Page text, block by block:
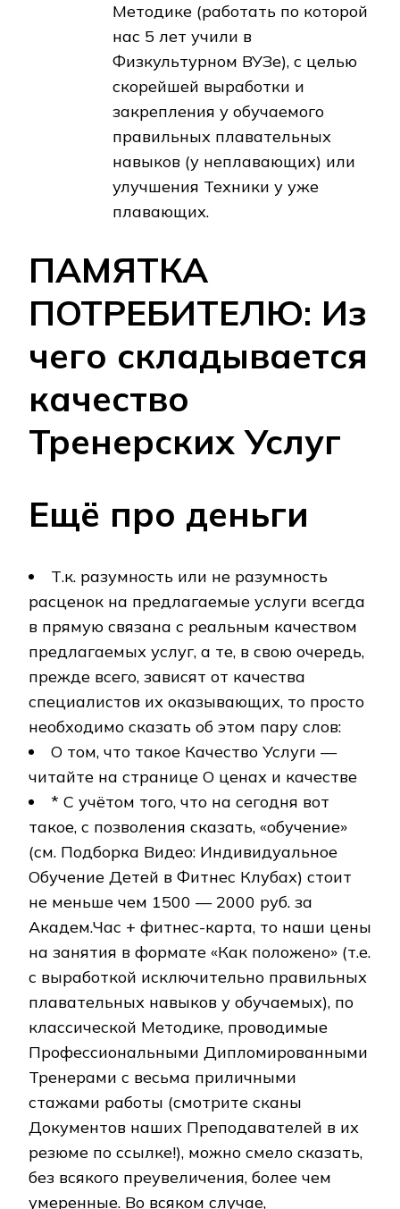
Методике (работать по которой
нас 5 лет учили в
Физкультурном ВУЗе), с целью
скорейшей выработки и
закрепления у обучаемого
правильных плавательных
навыков (у неплавающих) или
улучшения Техники у уже
плавающих.
ПАМЯТКА
ПОТРЕБИТЕЛЮ: Из
чего складывается
качество
Тренерских Услуг
Ещё про деньги
Т.к. разумность или не разумность
расценок на предлагаемые услуги всегда
в прямую связана с реальным качеством
предлагаемых услуг, а те, в свою очередь,
прежде всего, зависят от качества
специалистов их оказывающих, то просто
необходимо сказать об этом пару слов:
О том, что такое Качество Услуги —
читайте на странице О ценах и качестве
* С учётом того, что на сегодня вот
такое, с позволения сказать, «обучение»
(см. Подборка Видео: Индивидуальное
Обучение Детей в Фитнес Клубах) стоит
не меньше чем 1500 — 2000 руб. за
Академ.Час + фитнес-карта, то наши цены
на занятия в формате «Как положено» (т.е.
с выработкой исключительно правильных
плавательных навыков у обучаемых), по
классической Методике, проводимые
Профессиональными Дипломированными
Тренерами с весьма приличными
стажами работы (смотрите сканы
Документов наших Преподавателей в их
резюме по ссылке!), можно смело сказать,
без всякого преувеличения, более чем
умеренные. Во всяком случае,